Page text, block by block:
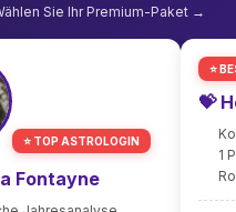
Sie Ihr Premium-Paket →
⭐ TOP ASTROLOGIN
Fontayne
⭐
💝
1